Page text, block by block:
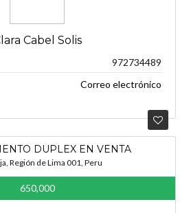
Cabel Solis
972734489
Correo electrónico
DUPLEX EN VENTA
Región de Lima 001, Peru
650,000